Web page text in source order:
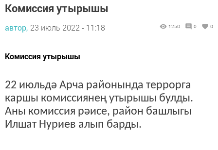
Комиссия утырышы
автор, 23 июль 2022 - 11:18 1250 0 0
Комиссия утырышы
22 июльдә Арча районында террорга
каршы комиссиянең утырышы булды.
Аны комиссия рәисе, район башлыгы
Илшат Нуриев алып барды.